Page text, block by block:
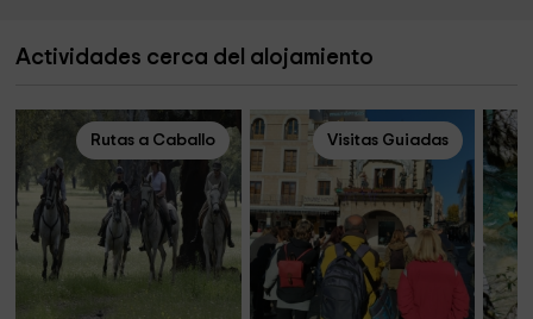
Actividades cerca del alojamiento
Rutas a Caballo Visitas Guiadas